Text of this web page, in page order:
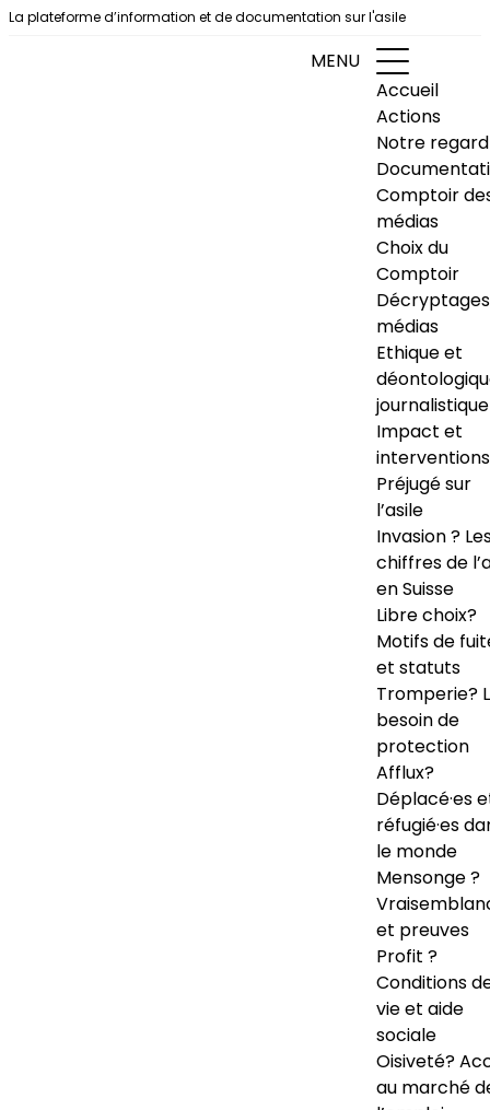
Aller au contenu
La plateforme d’information et de documentation sur l'asile
MENU
Accueil
Actions
Notre regard
Comptoir
médias
Choix du
Comptoir
Décryptages
médias
Ethique et
journalistique
Impact et
interventions
Préjugé sur
l’asile
Invasion ?
chiffres de
en Suisse
Libre choix?
Motifs de
et statuts
Tromperie?
besoin de
protection
Afflux?
Déplacé·es
réfugié·es
le monde
Mensonge ?
et preuves
Profit ?
Conditions
vie et aide
sociale
Oisiveté?
au marché